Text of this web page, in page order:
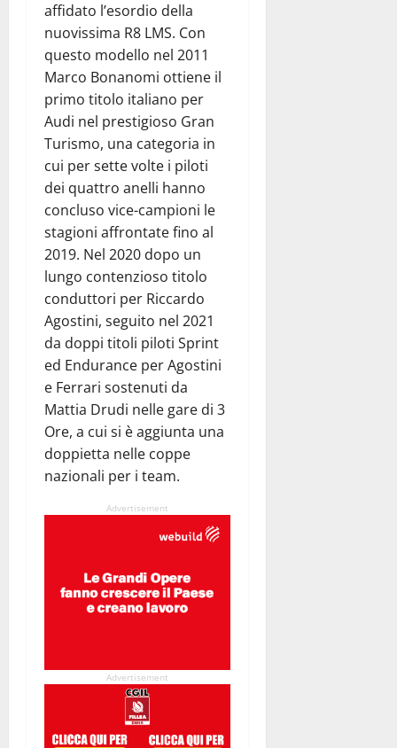
affidato l’esordio della
nuovissima R8 LMS. Con
questo modello nel 2011
Marco Bonanomi ottiene il
primo titolo italiano per
Audi nel prestigioso Gran
Turismo, una categoria in
cui per sette volte i piloti
dei quattro anelli hanno
concluso vice-campioni le
stagioni affrontate fino al
2019. Nel 2020 dopo un
lungo contenzioso titolo
conduttori per Riccardo
Agostini, seguito nel 2021
da doppi titoli piloti Sprint
ed Endurance per Agostini
e Ferrari sostenuti da
Mattia Drudi nelle gare di 3
Ore, a cui si è aggiunta una
doppietta nelle coppe
nazionali per i team.
Advertisement
Advertisement